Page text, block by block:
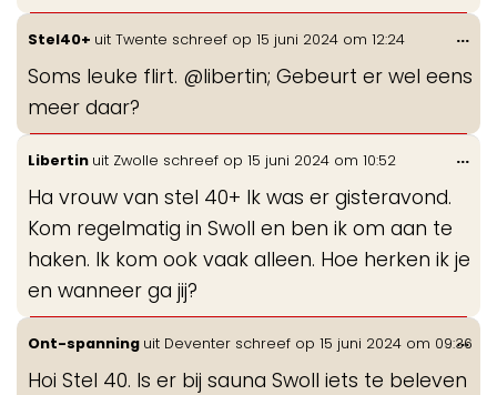
Stel40+ uit Twente schreef op 15 juni 2024 om 12:24
Soms leuke flirt. @libertin; Gebeurt er wel eens
meer daar?
...
Libertin uit Zwolle schreef op 15 juni 2024 om 10:52
Ha vrouw van stel 40+ Ik was er gisteravond.
Kom regelmatig in Swoll en ben ik om aan te
haken. Ik kom ook vaak alleen. Hoe herken ik je
en wanneer ga jij?
...
Ont-spanning uit Deventer schreef op 15 juni 2024 om 09:36
Hoi Stel 40. Is er bij sauna Swoll iets te beleven
...